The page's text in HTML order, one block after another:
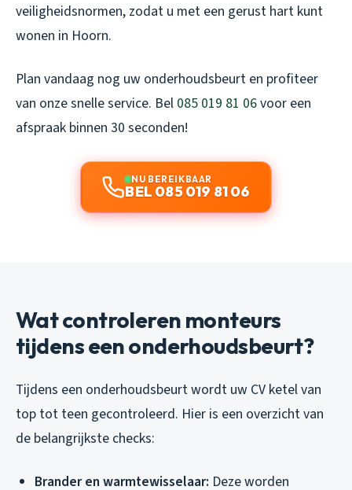
veiligheidsnormen, zodat u met een gerust hart kunt
wonen in Hoorn.
Plan vandaag nog uw onderhoudsbeurt en profiteer
van onze snelle service. Bel 085 019 81 06voor een
afspraak binnen 30 seconden!
NU BEREIKBAAR
BEL 085 019 81 06
Wat controleren monteurs
tijdens een onderhoudsbeurt?
Tijdens een onderhoudsbeurt wordt uw CV ketel van
top tot teen gecontroleerd. Hier is een overzicht van
de belangrijkste checks:
Brander en warmtewisselaar: Deze worden